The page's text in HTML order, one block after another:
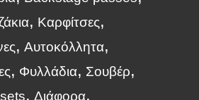
Καρφίτσες
Αυτοκόλλητα
Φυλλάδια
Σουβέρ
Διάφορα